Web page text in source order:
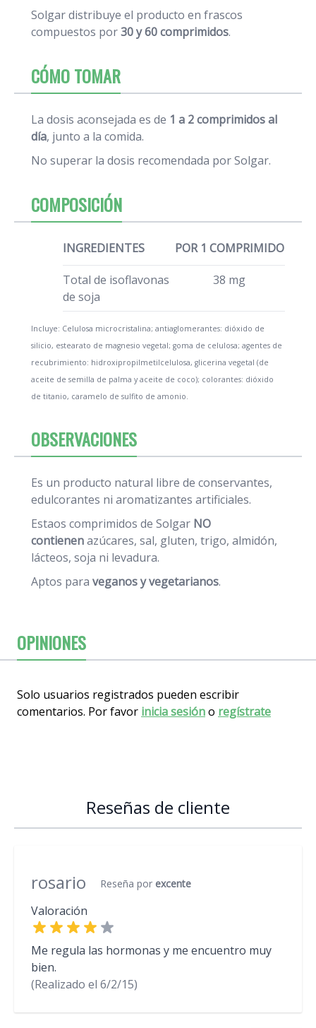
Solgar distribuye el producto en frascos
compuestos por30 y 60 comprimidos.
CÓMO TOMAR
La dosis aconsejada es de 1 a 2 comprimidos al
día, junto a la comida.
No superar la dosis recomendada por Solgar.
COMPOSICIÓN
INGREDIENTES POR 1 COMPRIMIDO
Total de isoflavonas
de soja
38 mg
Incluye: Celulosa microcristalina; antiaglomerantes: dióxido de
silicio, estearato de magnesio vegetal; goma de celulosa; agentes de
recubrimiento: hidroxipropilmetilcelulosa, glicerina vegetal (de
aceite de semilla de palma y aceite de coco); colorantes: dióxido
de titanio, caramelo de sulfito de amonio.
OBSERVACIONES
Es un producto natural libre de conservantes,
edulcorantes ni aromatizantes artificiales.
Estaos comprimidos de Solgar NO
contienenazúcares, sal, gluten, trigo, almidón,
lácteos, soja ni levadura.
Aptos para veganos y vegetarianos.
OPINIONES
Solo usuarios registrados pueden escribir
comentarios. Por favor inicia sesióno regístrate
Reseñas de cliente
rosario Reseña por excente
Valoración
Me regula las hormonas y me encuentro muy
bien.
(Realizado el 6/2/15)